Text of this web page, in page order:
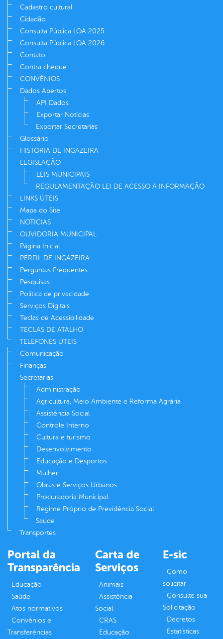
Cadastro cultural
Cidadão
Consulta Pública LOA 2025
Consulta Pública LOA 2026
Contato
Contra cheque
CONVÊNIOS
Dados Abertos
API Dados
Exportar Notícias
Exportar Secretarias
Glossário
HISTÓRIA DE INGAZEIRA
LEGISLAÇÃO
LEIS MUNICIPAIS
REGULAMENTAÇÃO LEI DE ACESSO À INFORMAÇÃO
LINKS ÚTEIS
Mapa do Site
NOTÍCIAS
OUVIDORIA MUNICIPAL
Página Inicial
PERFIL DE INGAZEIRA
Perguntas Frequentes
Pesquisas
Política de privacidade
Serviços Digitais
Teclas de Acessibilidade
TECLAS DE ATALHO
TELEFONES ÚTEIS
Comunicação
Finanças
Secretarias
Administração
Agricultura, Meio Ambiente e Reforma Agrária
Assistência Social
Controle Interno
Cultura e turismo
Desenvolvimento
Educação e Desportos
Mulher
Obras e Serviços Urbanos
Procuradoria Municipal
Regime Próprio de Previdência Social
Saúde
Transportes
Portal da
Transparência
Educação
Saúde
Atos normativos
Convênios e
Transferências
Carta de
Serviços
Animais
Assistência
Social
CRAS
Educação
E-sic
Como
solicitar
Consulte sua
Solicitação
Decretos
Estatísticas